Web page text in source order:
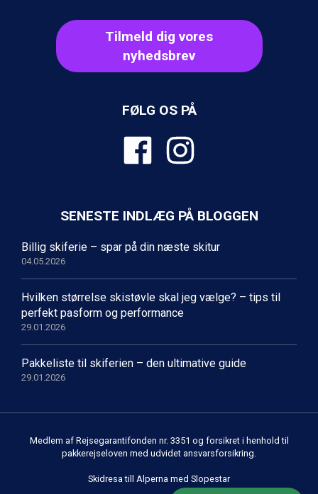
Tilmeld dig vores
nyhedsbrev
FØLG OS PÅ
SENESTE INDLÆG PÅ BLOGGEN
Billig skiferie – spar på din næste skitur
04.05.2026
Hvilken størrelse skistøvle skal jeg vælge? – tips til
perfekt pasform og performance
29.01.2026
Pakkeliste til skiferien – den ultimative guide
29.01.2026
Medlem af Rejsegarantifonden nr. 3351 og forsikret i henhold til
pakkerejseloven med udvidet ansvarsforsikring.
Skidresa till Alperna med Slopestar